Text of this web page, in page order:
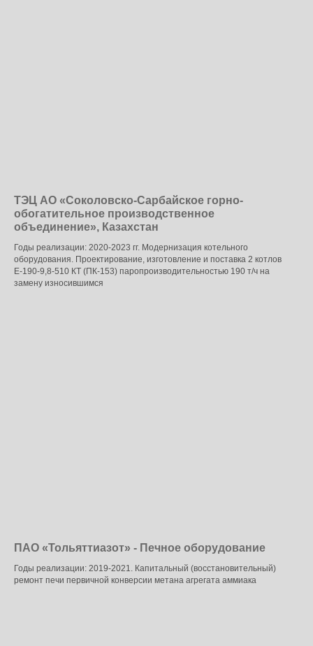
ТЭЦ АО «Соколовско-Сарбайское горно-
обогатительное производственное
объединение», Казахстан
Годы реализации: 2020-2023 гг. Модернизация котельного
оборудования. Проектирование, изготовление и поставка 2 котлов
Е-190-9,8-510 КТ (ПК-153) паропроизводительностью 190 т/ч на
замену износившимся
ПАО «Тольяттиазот» - Печное оборудование
Годы реализации: 2019-2021. Капитальный (восстановительный)
ремонт печи первичной конверсии метана агрегата аммиака